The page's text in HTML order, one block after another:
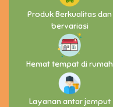
Produk Berkualitas dan
bervariasi
Hemat tempat di rumah
Layanan antar jemput